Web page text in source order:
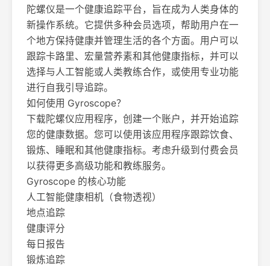
陀螺仪是一个健康追踪平台，旨在成为人类身体的
新操作系统。它提供多种会员选项，帮助用户在一
个地方保持健康并管理生活的各个方面。用户可以
跟踪卡路里、宏量营养素和其他健康指标，并可以
选择与人工智能或人类教练合作，或使用专业功能
进行自我引导追踪。
如何使用 Gyroscope？
下载陀螺仪应用程序，创建一个账户，并开始追踪
您的健康数据。您可以使用该应用程序跟踪饮食、
锻炼、睡眠和其他健康指标。考虑升级到付费会员
以获得更多高级功能和教练服务。
Gyroscope 的核心功能
人工智能健康相机（食物透视）
地点追踪
健康评分
每日报告
锻炼追踪